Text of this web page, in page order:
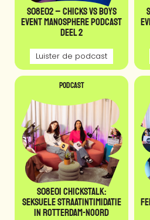
S08E02 – Chicks vs Boys
event Manosphere Podcast
deel 2
Luister de podcast
Podcast
S08E01 CHICKSTALK:
Seksuele Straatintimidatie
in Rotterdam-Noord